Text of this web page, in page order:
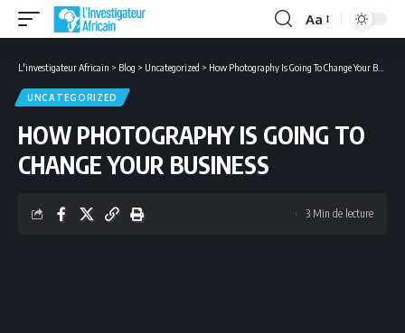
Font
Aa
L'investigateur Africain > Blog > Uncategorized > How Photography Is Going To Change Your Business
UNCATEGORIZED
HOW PHOTOGRAPHY IS GOING TO
CHANGE YOUR BUSINESS
3 Min de lecture